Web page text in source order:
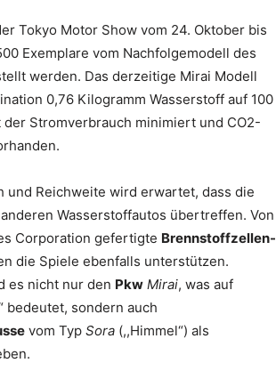
Tokyo Motor Show vom 24. Oktober bis
Exemplare vom Nachfolgemodell des
werden. Das derzeitige Mirai Modell
0,76 Kilogramm Wasserstoff auf 100
Stromverbrauch minimiert und CO2-
und Reichweite wird erwartet, dass die
Wasserstoffautos übertreffen. Von
Corporation gefertigte Brennstoffzellen-
die Spiele ebenfalls unterstützen.
es nicht nur den Pkw Mirai, was auf
bedeutet, sondern auch
vom Typ Sora (,,Himmel“) als